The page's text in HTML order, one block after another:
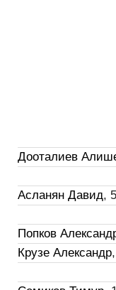
Дооталиев
Асланян Давид,
Попков
Крузе Александр